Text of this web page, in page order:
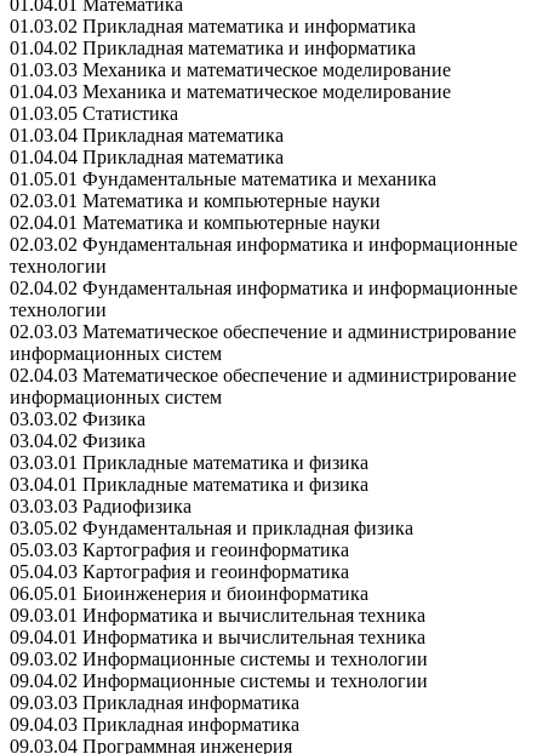
01.03.02 Прикладная математика и информатика
01.04.02 Прикладная математика и информатика
01.03.03 Механика и математическое моделирование
01.04.03 Механика и математическое моделирование
01.03.05 Статистика
01.03.04 Прикладная математика
01.04.04 Прикладная математика
01.05.01 Фундаментальные математика и механика
02.03.01 Математика и компьютерные науки
02.04.01 Математика и компьютерные науки
02.03.02 Фундаментальная информатика и информационные
технологии
02.04.02 Фундаментальная информатика и информационные
технологии
02.03.03 Математическое обеспечение и администрирование
информационных систем
02.04.03 Математическое обеспечение и администрирование
информационных систем
03.03.02 Физика
03.04.02 Физика
03.03.01 Прикладные математика и физика
03.04.01 Прикладные математика и физика
03.03.03 Радиофизика
03.05.02 Фундаментальная и прикладная физика
05.03.03 Картография и геоинформатика
05.04.03 Картография и геоинформатика
06.05.01 Биоинженерия и биоинформатика
09.03.01 Информатика и вычислительная техника
09.04.01 Информатика и вычислительная техника
09.03.02 Информационные системы и технологии
09.04.02 Информационные системы и технологии
09.03.03 Прикладная информатика
09.04.03 Прикладная информатика
09.03.04 Программная инженерия